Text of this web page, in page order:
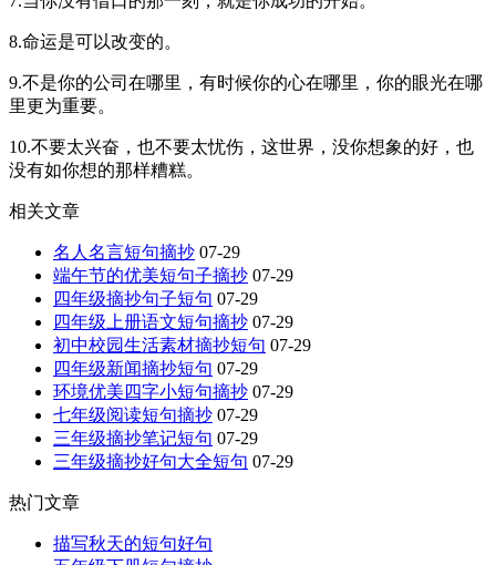
8.命运是可以改变的。
9.不是你的公司在哪里，有时候你的心在哪里，你的眼光在哪
里更为重要。
10.不要太兴奋，也不要太忧伤，这世界，没你想象的好，也
没有如你想的那样糟糕。
相关文章
名人名言短句摘抄 07-29
端午节的优美短句子摘抄 07-29
四年级摘抄句子短句 07-29
四年级上册语文短句摘抄 07-29
初中校园生活素材摘抄短句 07-29
四年级新闻摘抄短句 07-29
环境优美四字小短句摘抄 07-29
七年级阅读短句摘抄 07-29
三年级摘抄笔记短句 07-29
三年级摘抄好句大全短句 07-29
热门文章
描写秋天的短句好句